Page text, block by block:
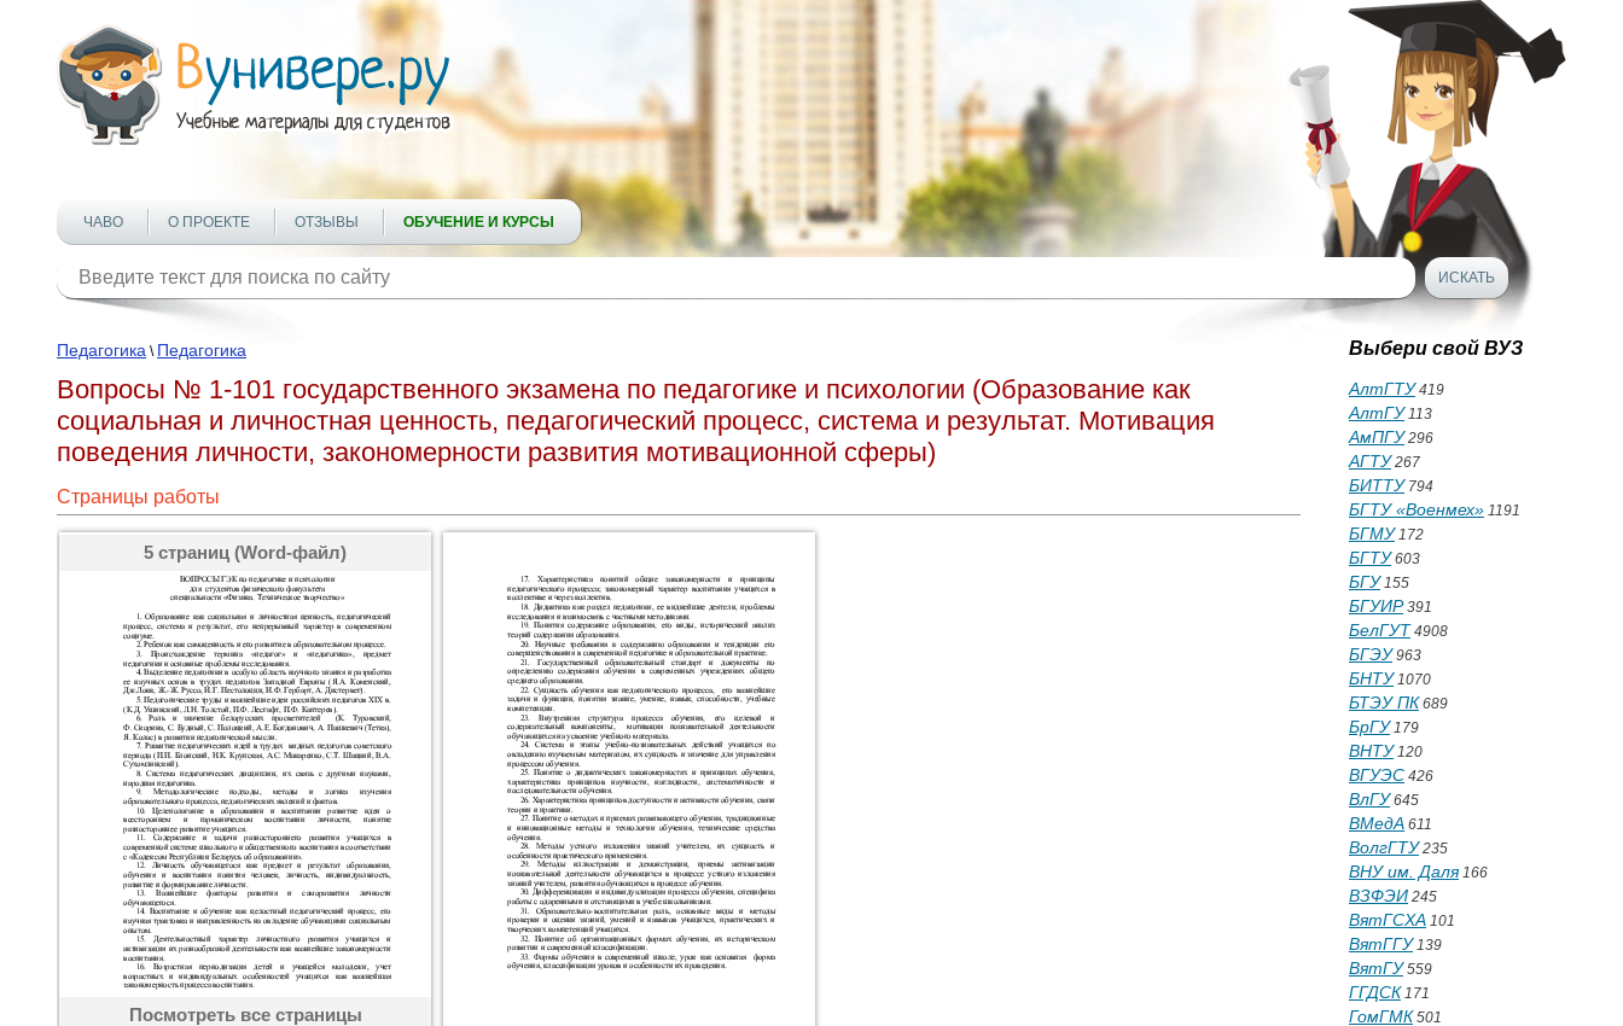
ЧАВО О ПРОЕКТЕ ОТЗЫВЫ ОБУЧЕНИЕ И КУРСЫ
Педагогика \ Педагогика
Вопросы № 1-101 государственного экзамена по педагогике и психологии (Образование как
социальная и личностная ценность, педагогический процесс, система и результат. Мотивация
поведения личности, закономерности развития мотивационной сферы)
Страницы работы
5 страниц (Word-файл)
Посмотреть все страницы
Выбери свой ВУЗ
АлтГТУ419
АлтГУ113
АмПГУ296
АГТУ267
БИТТУ794
БГТУ «Военмех» 1191
БГМУ172
БГТУ603
БГУ155
БГУИР391
БелГУТ 4908
БГЭУ963
БНТУ1070
БТЭУ ПК 689
БрГУ179
ВНТУ120
ВГУЭС 426
ВлГУ645
ВМедА 611
ВолгГТУ235
ВНУ им. Даля166
ВЗФЭИ 245
ВятГСХА 101
ВятГГУ139
ВятГУ559
ГГДСК 171
ГомГМК 501